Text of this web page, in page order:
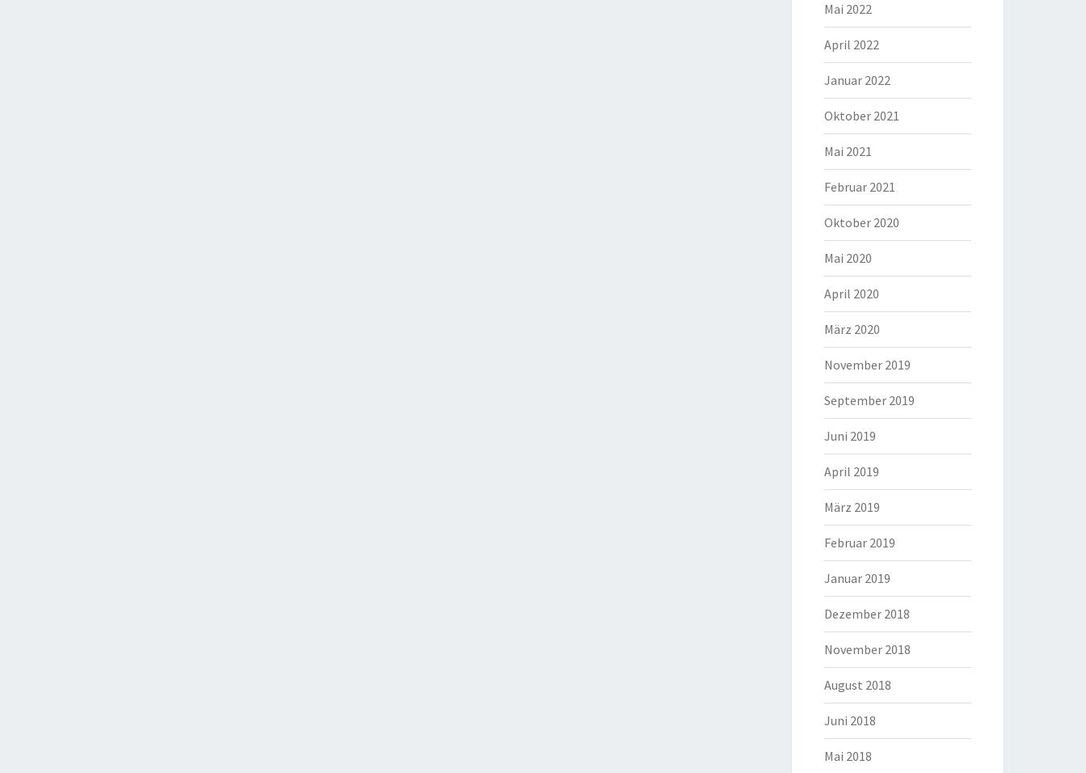
Mai 2022
April 2022
Januar 2022
Oktober 2021
Mai 2021
Februar 2021
Oktober 2020
Mai 2020
April 2020
März 2020
November 2019
September 2019
Juni 2019
April 2019
März 2019
Februar 2019
Januar 2019
Dezember 2018
November 2018
August 2018
Juni 2018
Mai 2018